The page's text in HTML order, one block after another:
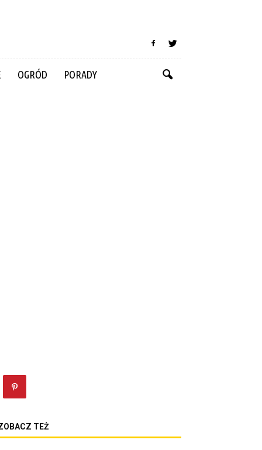
OGRÓD PORADY
TEŻ